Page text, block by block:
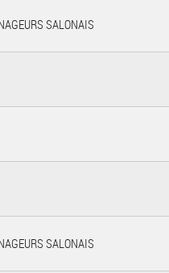
SALONAIS
SALONAIS